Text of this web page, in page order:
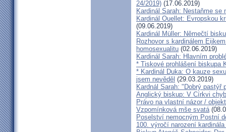
24/2019) (17.06.2019)
Kardinál Sarah: Nestaňme
Kardinál Ouellet: Evropskou
(09.06.2019)
Kardinál Müller: Němečtí
Rozhovor s kardinálem
homosexualitu (02.06.2019)
Kardinál Sarah: Hlavním
* Tiskové prohlášení biskupa
* Kardinál Duka: O kauze
jsem nevěděl (29.03.2019)
Kardnál Sarah: "Dobrý
Anglický biskup: V Církvi
Právo na vlastní názor /
Vzpomínková mše svatá
Poselství nemocným Postní
100. výročí narození